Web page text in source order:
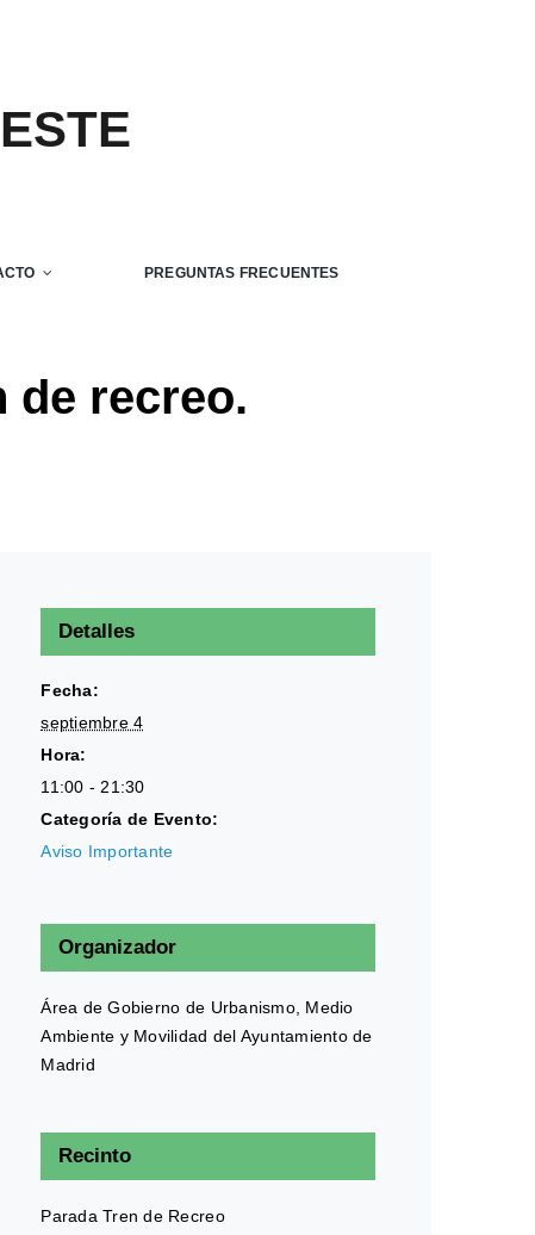
PREGUNTAS FRECUENTES
de recreo.
Detalles
Fecha:
septiembre 4
Hora:
11:00 - 21:30
Categoría de Evento:
Aviso Importante
Organizador
Área de Gobierno de Urbanismo, Medio
Ambiente y Movilidad del Ayuntamiento de
Madrid
Recinto
Parada Tren de Recreo